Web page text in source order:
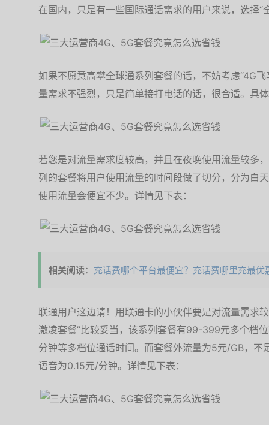
在国内，只是有一些国际通话需求的用户来说，选择“
如果不愿意高攀全球通系列套餐的话，不妨考虑“4G
量需求不强烈，只是简单接打电话的话，很合适。具
若您是对流量需求度较高，并且在夜晚使用流量较多
列的套餐将用户使用流量的时间段做了切分，分为白
使用流量会便宜不少。详情见下表：
相关阅读： 充话费哪个平台最便宜？充话费哪里充最优
联通用户这边请！用联通卡的小伙伴要是对流量需求
激凌套餐”比较妥当，该系列套餐有99-399元多个档
分钟等多档位通话时间。而套餐外流量为5元/GB，
语音为0.15元/分钟。详情见下表：